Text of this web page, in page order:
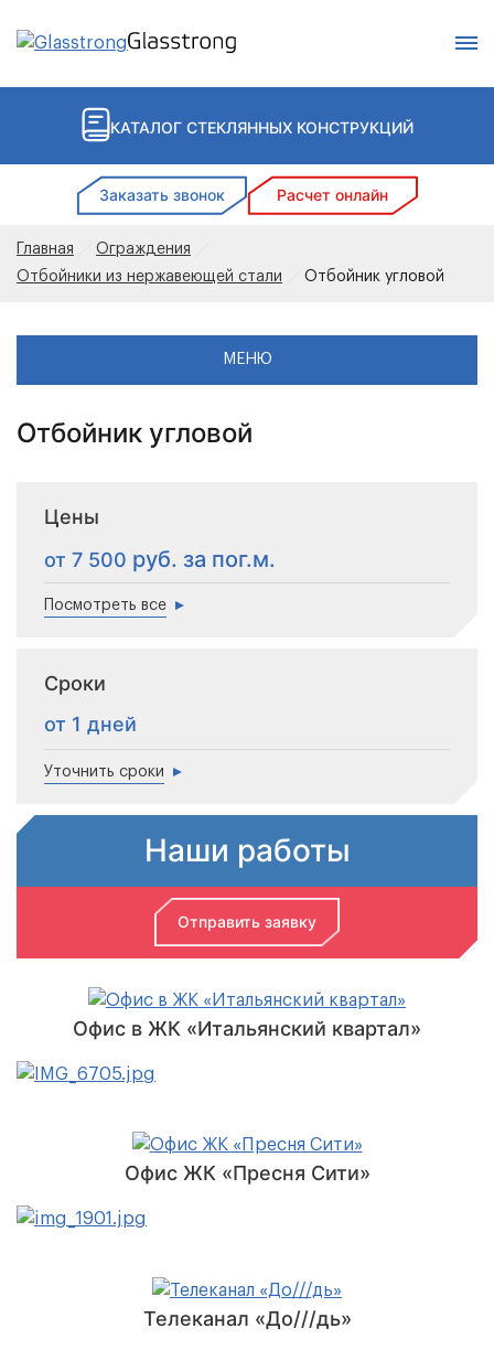
КАТАЛОГ СТЕКЛЯННЫХ КОНСТРУКЦИЙ
Заказать звонок Расчет онлайн
Главная
Ограждения
Отбойники из нержавеющей стали
Отбойник угловой
МЕНЮ
Отбойник угловой
Цены
от 7 500
Посмотреть все
Сроки
от 1 дней
Уточнить сроки
Наши работы
Отправить заявку
Офис в ЖК «Итальянский квартал»
Офис ЖК «Пресня Сити»
Телеканал «До///дь»